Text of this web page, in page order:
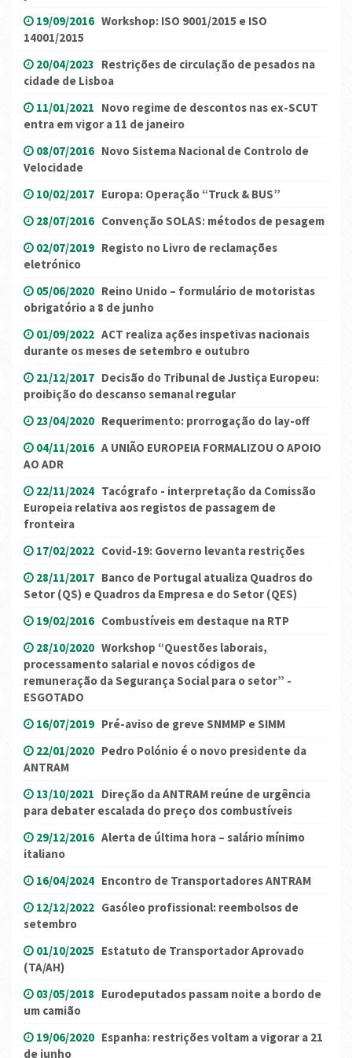
19/09/2016 Workshop: ISO 9001/2015 e ISO
14001/2015
20/04/2023 Restrições de circulação de pesados na
cidade de Lisboa
11/01/2021 Novo regime de descontos nas ex-SCUT
entra em vigor a 11 de janeiro
08/07/2016 Novo Sistema Nacional de Controlo de
Velocidade
10/02/2017 Europa: Operação “Truck & BUS”
28/07/2016 Convenção SOLAS: métodos de pesagem
02/07/2019 Registo no Livro de reclamações
eletrónico
05/06/2020 Reino Unido – formulário de motoristas
obrigatório a 8 de junho
01/09/2022 ACT realiza ações inspetivas nacionais
durante os meses de setembro e outubro
21/12/2017 Decisão do Tribunal de Justiça Europeu:
proibição do descanso semanal regular
23/04/2020 Requerimento: prorrogação do lay-off
04/11/2016 A UNIÃO EUROPEIA FORMALIZOU O APOIO
AO ADR
22/11/2024 Tacógrafo - interpretação da Comissão
Europeia relativa aos registos de passagem de
fronteira
17/02/2022 Covid-19: Governo levanta restrições
28/11/2017 Banco de Portugal atualiza Quadros do
Setor (QS) e Quadros da Empresa e do Setor (QES)
19/02/2016 Combustíveis em destaque na RTP
28/10/2020 Workshop “Questões laborais,
processamento salarial e novos códigos de
remuneração da Segurança Social para o setor” -
ESGOTADO
16/07/2019 Pré-aviso de greve SNMMP e SIMM
22/01/2020 Pedro Polónio é o novo presidente da
ANTRAM
13/10/2021 Direção da ANTRAM reúne de urgência
para debater escalada do preço dos combustíveis
29/12/2016 Alerta de última hora – salário mínimo
italiano
16/04/2024 Encontro de Transportadores ANTRAM
12/12/2022 Gasóleo profissional: reembolsos de
setembro
01/10/2025 Estatuto de Transportador Aprovado
(TA/AH)
03/05/2018 Eurodeputados passam noite a bordo de
um camião
19/06/2020 Espanha: restrições voltam a vigorar a 21
de junho